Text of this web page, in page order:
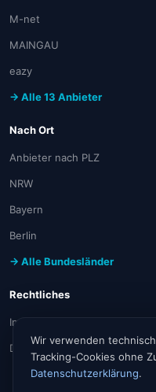
M-net
MAINGAU
eazy
→ Alle 13 Anbieter
Nach Ort
Anbieter nach PLZ
NRW
Bayern
Berlin
→ Alle Bundesländer
Rechtliches
Impressum
Datenschutz
Wir verwenden
Tracking-Cookies ohne
Datenschutzerklärung.